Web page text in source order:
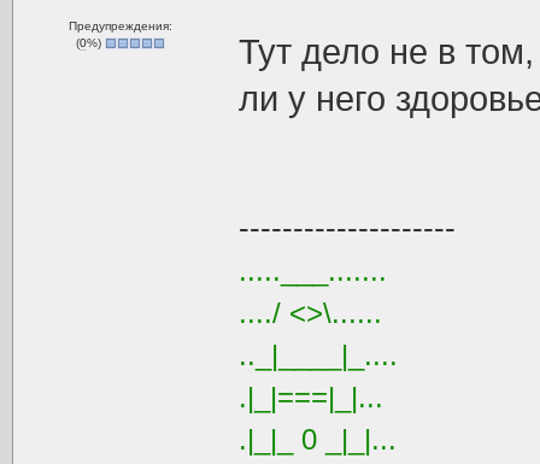
Предупреждения:
(0%)
Тут дело не в
ли у него
--------------------
.....___.......
..../ <>\......
.._|____|_....
.|_|===|_|...
.|_|_ 0 _|_|...